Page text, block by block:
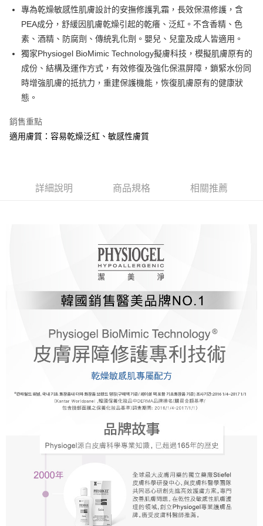
悠遊付
AFTEE先享後付
相關說明
【關於「AFTEE先享後付」】
AFTEE先享後付是「在收到商品之後才付款」的支付方式。 讓您購物簡單
便利好安心！
１．簡單：不需註冊會員、不需綁卡、不需儲值。
２．便利：只要手機號碼，簡訊認證，即可結帳。
１．於結帳方式選擇「AFTEE先享後付」後，將跳轉至「AFTEE先享後付」
ATM／網路銀行／等多元方式進行付款，方視為交易完成。
※ 請注意：結帳手續完成當下不需立刻繳費，但若您需要取消訂單，請聯絡
https://netprotections.freshdesk.com/support/home
１．透過由恩沛科技股份有限公司提供之「AFTEE先享後付」服務完成之交
權轉讓予恩沛科技股份有限公司。
２．關於個人資料處理事宜，請瀏覽以下網址：
３．未成年的使用者請事先徵得法定代理人或監護人之同意方可使用
「AFTEE先享後付」，若未經同意申辦者引起之損失，本公司不負相關責
４．使用「AFTEE先享後付」時，將依據個別帳號之用戶狀況，依本公司即
時審查核予不同之上限額度；若仍有額度不足之情形，本公司將視審查結果
５．嚴禁一人註冊多個帳號或使用他人資訊註冊。若發現惡意使用之情形，
恩沛科技股份有限公司將有權停止該用戶之使用額度並採取法律行動。
ATM付款
運送方式
每筆NT$85，滿NT$800(含以上)免運費
專為乾燥敏感性肌膚設計的安撫修護乳霜，長效保濕修護，含
PEA成分，舒緩因肌膚乾燥引起的乾癢、泛紅。不含香精、色
素、酒精、防腐劑、傳統乳化劑。嬰兒、兒童及成人皆適用。
獨家Physiogel BioMimic Technology擬膚科技，模擬肌膚原有的
成份、結構及運作方式，有效修復及強化保濕屏障，鎖緊水份同
時增強肌膚的抵抗力，重建保護機能，恢復肌膚原有的健康狀
態。
銷售重點
適用膚質：容易乾燥泛紅、敏感性膚質
詳細說明 商品規格 相關推薦